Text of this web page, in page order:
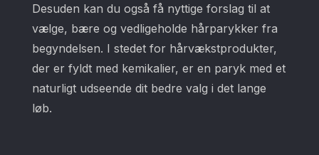
Desuden kan du også få nyttige forslag til at
vælge, bære og vedligeholde hårparykker fra
begyndelsen. I stedet for hårvækstprodukter,
der er fyldt med kemikalier, er en paryk med et
naturligt udseende dit bedre valg i det lange
løb.